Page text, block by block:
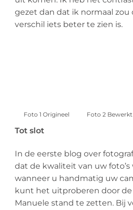
gezet dan dat ik normaal zou
verschil iets beter te zien is.
Foto 1 Origineel Foto 2 Bewerkt
Tot slot
In de eerste blog over
dat de kwaliteit van uw
wanneer u handmatig uw
kunt het uitproberen door de
Manuele stand te zetten. Bij